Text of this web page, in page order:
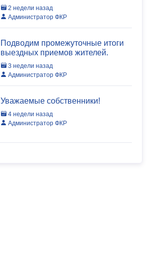
2 недели назад
Администратор ФКР
Подводим промежуточные итоги
выездных приемов жителей.
3 недели назад
Администратор ФКР
Уважаемые собственники!
4 недели назад
Администратор ФКР